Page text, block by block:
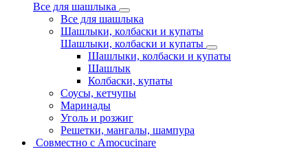
Все для шашлыка
Все для шашлыка
Шашлыки, колбаски и купаты
Шашлыки, колбаски и купаты
Шашлыки, колбаски и купаты
Шашлык
Колбаски, купаты
Соусы, кетчупы
Маринады
Уголь и розжиг
Решетки, мангалы, шампура
Совместно с Amocucinare